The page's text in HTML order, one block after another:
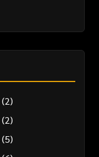
(2)
(2)
(5)